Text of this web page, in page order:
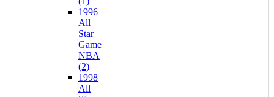
1996
All
Star
Game
NBA
(2)
1998
All